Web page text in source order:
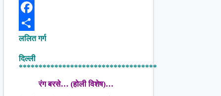
X
Facebook
Share
ललित गर्ग
दिल्ली
***********************************
रंग बरसे… (होली विशेष)…